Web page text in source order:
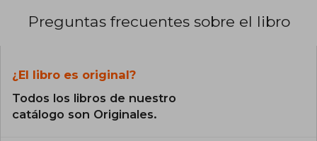
Preguntas frecuentes sobre el libro
¿El libro es original?
Todos los libros de nuestro
catálogo son Originales.